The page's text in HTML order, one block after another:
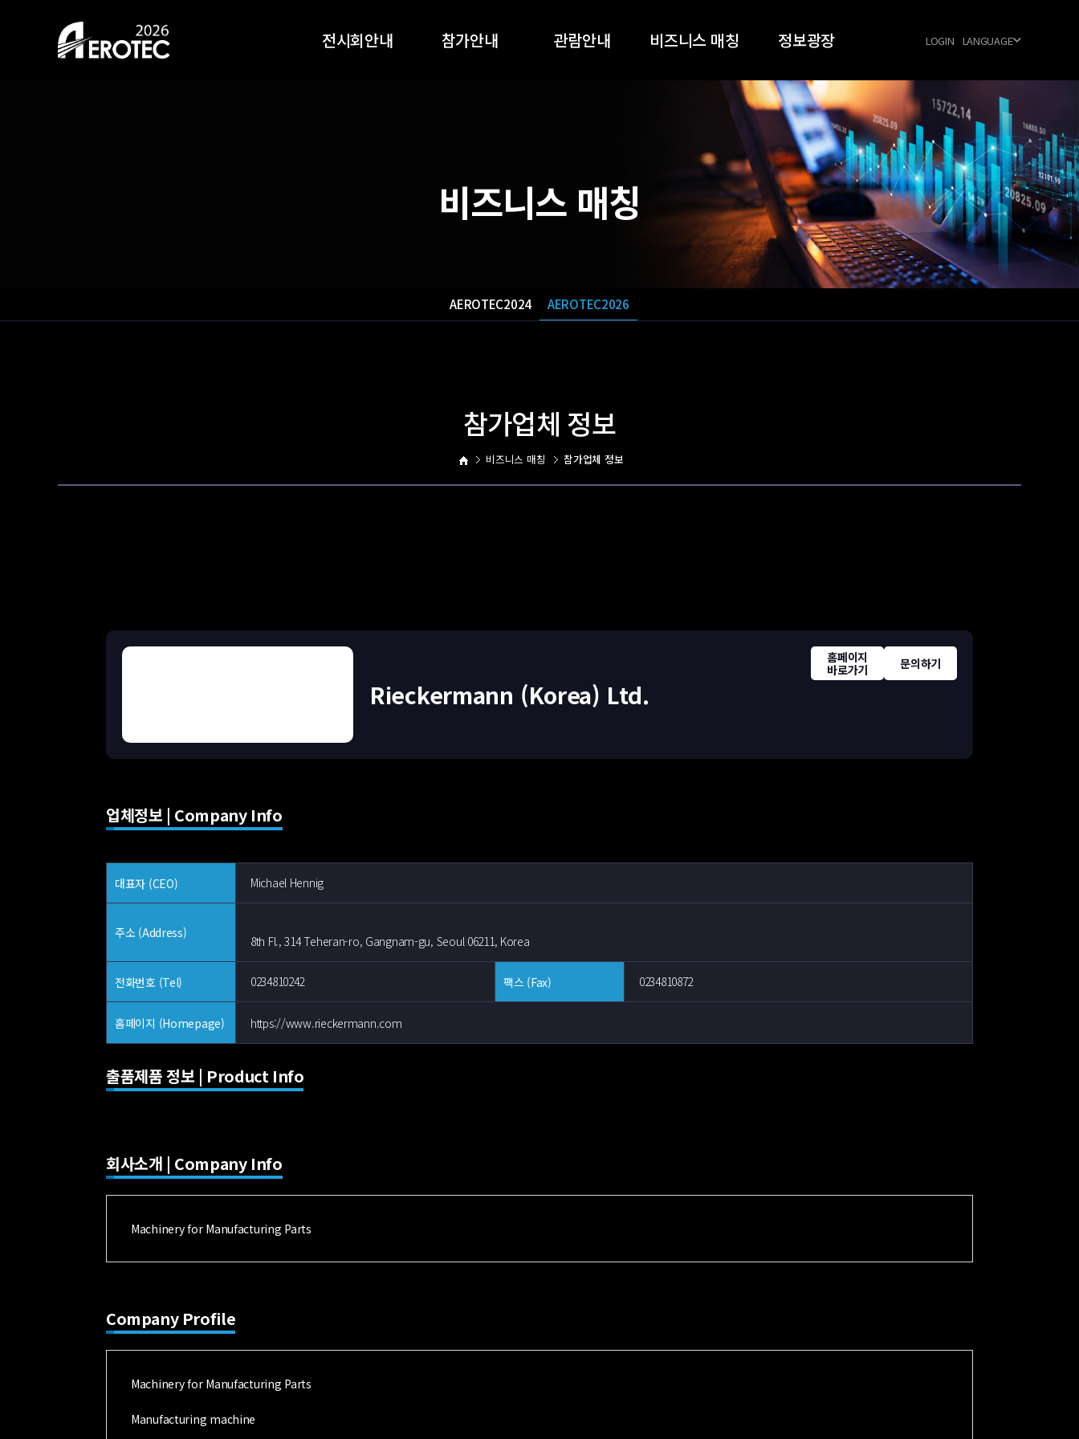
전시회안내 참가안내
스폰서십
관람안내
부스배치도
참가업체 목록
비즈니스 매칭
AEROTEC2024
정보광장
공지사항
우주항공 동향
FAQ
양식 다운로드
공식협력업체
LOGIN LANGUAGE
비즈니스 매칭
AEROTEC2024 AEROTEC2026
비즈니스 매칭 참가업체 정보
참가업체 정보
Rieckermann (Korea) Ltd.
홈페이지
바로가기
문의하기
업체정보 | Company Info
대표자 (CEO) Michael Hennig
주소 (Address)
8th Fl., 314 Teheran-ro, Gangnam-gu, Seoul 06211, Korea
전화번호 (Tel) 0234810242 팩스 (Fax) 0234810872
홈페이지 (Homepage) https://www.rieckermann.com
출품제품 정보 | Product Info
회사소개 | Company Info
Machinery for Manufacturing Parts
Company Profile
Machinery for Manufacturing Parts
Manufacturing machine